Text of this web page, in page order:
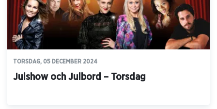
TORSDAG, 05 DECEMBER 2024
Julshow och Julbord – Torsdag